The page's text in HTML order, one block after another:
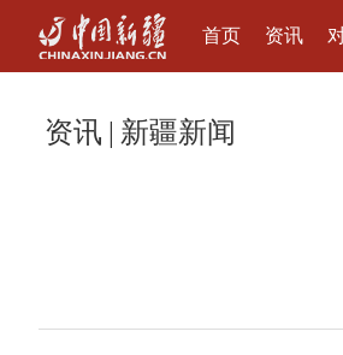
首页 资讯
资讯 | 新疆新闻